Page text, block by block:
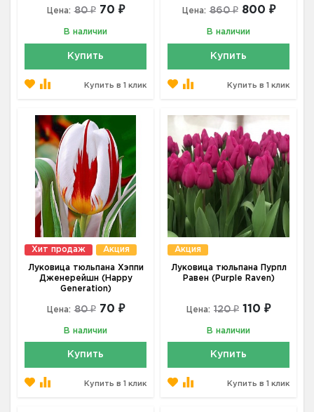
Цена: 80 ₽ 70 ₽
В наличии
Купить
Купить в 1 клик
Цена: 860 ₽ 800 ₽
В наличии
Купить
Купить в 1 клик
Хит продаж Акция
Луковица тюльпана Хэппи
Дженерейшн (Happy
Generation)
Цена: 80 ₽ 70 ₽
В наличии
Купить
Купить в 1 клик
Акция
Луковица тюльпана Пурпл
Равен (Purple Raven)
Цена: 120 ₽ 110 ₽
В наличии
Купить
Купить в 1 клик